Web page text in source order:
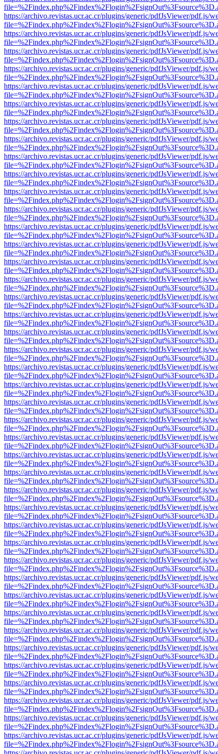
https://archivo.revistas.ucr.ac.cr/plugins/generic/pdfJsViewer/pdf.js/
https://archivo.revistas.ucr.ac.cr/plugins/generic/pdfJsViewer/pdf.js/
https://archivo.revistas.ucr.ac.cr/plugins/generic/pdfJsViewer/pdf.js/
https://archivo.revistas.ucr.ac.cr/plugins/generic/pdfJsViewer/pdf.js/
https://archivo.revistas.ucr.ac.cr/plugins/generic/pdfJsViewer/pdf.js/
https://archivo.revistas.ucr.ac.cr/plugins/generic/pdfJsViewer/pdf.js/
https://archivo.revistas.ucr.ac.cr/plugins/generic/pdfJsViewer/pdf.js/
https://archivo.revistas.ucr.ac.cr/plugins/generic/pdfJsViewer/pdf.js/
https://archivo.revistas.ucr.ac.cr/plugins/generic/pdfJsViewer/pdf.js/
https://archivo.revistas.ucr.ac.cr/plugins/generic/pdfJsViewer/pdf.js/
https://archivo.revistas.ucr.ac.cr/plugins/generic/pdfJsViewer/pdf.js/
https://archivo.revistas.ucr.ac.cr/plugins/generic/pdfJsViewer/pdf.js/
https://archivo.revistas.ucr.ac.cr/plugins/generic/pdfJsViewer/pdf.js/
https://archivo.revistas.ucr.ac.cr/plugins/generic/pdfJsViewer/pdf.js/
https://archivo.revistas.ucr.ac.cr/plugins/generic/pdfJsViewer/pdf.js/
https://archivo.revistas.ucr.ac.cr/plugins/generic/pdfJsViewer/pdf.js/
https://archivo.revistas.ucr.ac.cr/plugins/generic/pdfJsViewer/pdf.js/
https://archivo.revistas.ucr.ac.cr/plugins/generic/pdfJsViewer/pdf.js/
https://archivo.revistas.ucr.ac.cr/plugins/generic/pdfJsViewer/pdf.js/
https://archivo.revistas.ucr.ac.cr/plugins/generic/pdfJsViewer/pdf.js/
https://archivo.revistas.ucr.ac.cr/plugins/generic/pdfJsViewer/pdf.js/
https://archivo.revistas.ucr.ac.cr/plugins/generic/pdfJsViewer/pdf.js/
https://archivo.revistas.ucr.ac.cr/plugins/generic/pdfJsViewer/pdf.js/
https://archivo.revistas.ucr.ac.cr/plugins/generic/pdfJsViewer/pdf.js/
https://archivo.revistas.ucr.ac.cr/plugins/generic/pdfJsViewer/pdf.js/
https://archivo.revistas.ucr.ac.cr/plugins/generic/pdfJsViewer/pdf.js/
https://archivo.revistas.ucr.ac.cr/plugins/generic/pdfJsViewer/pdf.js/
https://archivo.revistas.ucr.ac.cr/plugins/generic/pdfJsViewer/pdf.js/
https://archivo.revistas.ucr.ac.cr/plugins/generic/pdfJsViewer/pdf.js/
https://archivo.revistas.ucr.ac.cr/plugins/generic/pdfJsViewer/pdf.js/
https://archivo.revistas.ucr.ac.cr/plugins/generic/pdfJsViewer/pdf.js/
https://archivo.revistas.ucr.ac.cr/plugins/generic/pdfJsViewer/pdf.js/
https://archivo.revistas.ucr.ac.cr/plugins/generic/pdfJsViewer/pdf.js/
https://archivo.revistas.ucr.ac.cr/plugins/generic/pdfJsViewer/pdf.js/
https://archivo.revistas.ucr.ac.cr/plugins/generic/pdfJsViewer/pdf.js/
https://archivo.revistas.ucr.ac.cr/plugins/generic/pdfJsViewer/pdf.js/
https://archivo.revistas.ucr.ac.cr/plugins/generic/pdfJsViewer/pdf.js/
https://archivo.revistas.ucr.ac.cr/plugins/generic/pdfJsViewer/pdf.js/
https://archivo.revistas.ucr.ac.cr/plugins/generic/pdfJsViewer/pdf.js/
https://archivo.revistas.ucr.ac.cr/plugins/generic/pdfJsViewer/pdf.js/
https://archivo.revistas.ucr.ac.cr/plugins/generic/pdfJsViewer/pdf.js/
https://archivo.revistas.ucr.ac.cr/plugins/generic/pdfJsViewer/pdf.js/